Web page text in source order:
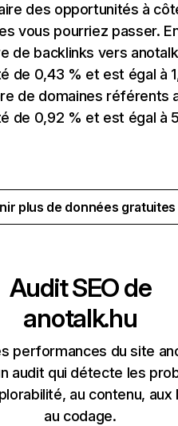
des opportunités à
vous pourriez passer.
de backlinks vers
de 0,43 % et est égal à
de domaines référents
de 0,92 % et est égal à
plus de données
Audit SEO de
anotalk.hu
performances du site
audit qui détecte les
au contenu, aux
au codage.